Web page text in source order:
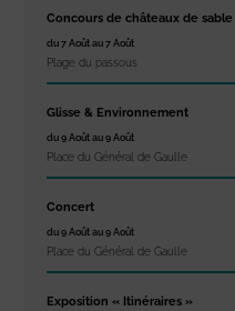
Concours de châteaux de sable
du 7 Août au 7 Août
Plage du passous
Glisse & Environnement
du 9 Août au 9 Août
Place du Général de Gaulle
Concert
du 9 Août au 9 Août
Place du Général de Gaulle
Exposition « Itinéraires »